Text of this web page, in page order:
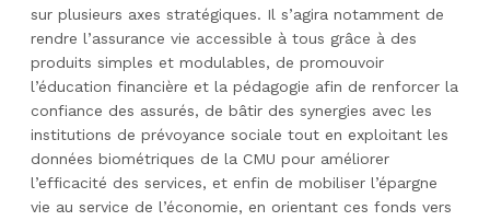
sur plusieurs axes stratégiques. Il s’agira notamment de
rendre l’assurance vie accessible à tous grâce à des
produits simples et modulables, de promouvoir
l’éducation financière et la pédagogie afin de renforcer la
confiance des assurés, de bâtir des synergies avec les
institutions de prévoyance sociale tout en exploitant les
données biométriques de la CMU pour améliorer
l’efficacité des services, et enfin de mobiliser l’épargne
vie au service de l’économie, en orientant ces fonds vers